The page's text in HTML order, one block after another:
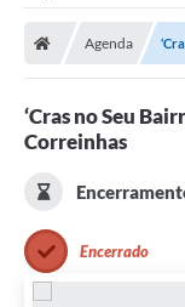
Agenda
‘Cras no Seu
Correinhas
Encerrado